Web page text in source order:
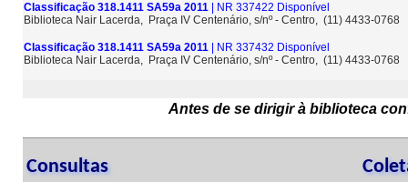
Classificação 318.1411 SA59a 2011 | NR 337422 Disponível
Biblioteca Nair Lacerda, Praça IV Centenário, s/nº - Centro, (11) 4433-0768
Classificação 318.1411 SA59a 2011 | NR 337432 Disponível
Biblioteca Nair Lacerda, Praça IV Centenário, s/nº - Centro, (11) 4433-0768
Antes de se dirigir à biblioteca
Consultas